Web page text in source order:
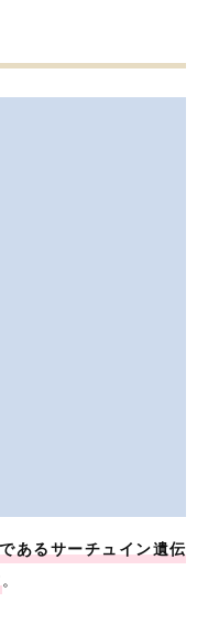
あるサーチュイン遺伝
。